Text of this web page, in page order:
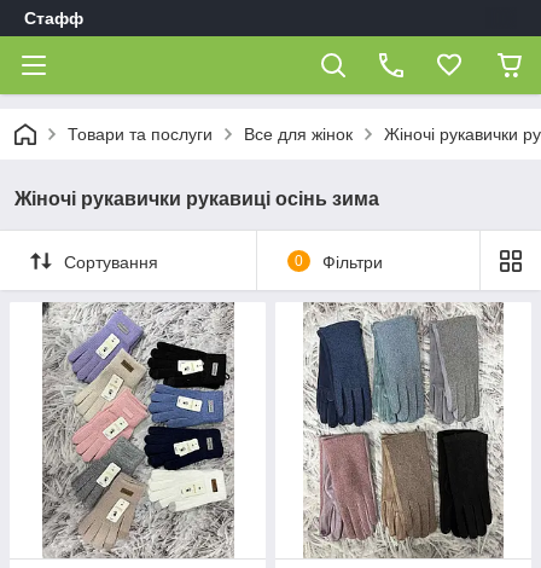
Стафф
Товари та послуги Все для жінок Жіночі рукавички
Жіночі рукавички рукавиці осінь зима
Сортування 0 Фільтри